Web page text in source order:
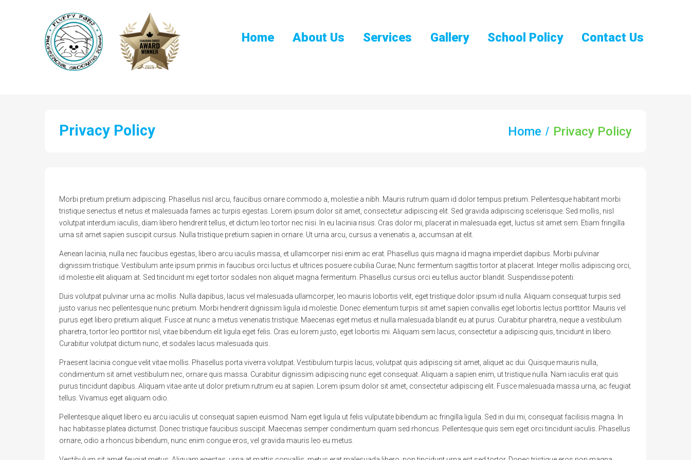
Home About Us Services Gallery School Policy Contact Us
Privacy Policy Home Privacy Policy
Morbi pretium pretium adipiscing. Phasellus nisl arcu, faucibus ornare commodo a, molestie a nibh. Mauris rutrum quam id dolor tempus pretium. Pellentesque habitant morbi
tristique senectus et netus et malesuada fames ac turpis egestas. Lorem ipsum dolor sit amet, consectetur adipiscing elit. Sed gravida adipiscing scelerisque. Sed mollis, nisl
volutpat interdum iaculis, diam libero hendrerit tellus, et dictum leo tortor nec nisi. In eu lacinia risus. Cras dolor mi, placerat in malesuada eget, luctus sit amet sem. Etiam fringilla
urna sit amet sapien suscipit cursus. Nulla tristique pretium sapien in ornare. Ut urna arcu, cursus a venenatis a, accumsan at elit.
Aenean lacinia, nulla nec faucibus egestas, libero arcu iaculis massa, et ullamcorper nisi enim ac erat. Phasellus quis magna id magna imperdiet dapibus. Morbi pulvinar
dignissim tristique. Vestibulum ante ipsum primis in faucibus orci luctus et ultrices posuere cubilia Curae; Nunc fermentum sagittis tortor at placerat. Integer mollis adipiscing orci,
id molestie elit aliquam at. Sed tincidunt mi eget tortor sodales non aliquet magna fermentum. Phasellus cursus orci eu tellus auctor blandit. Suspendisse potenti.
Duis volutpat pulvinar urna ac mollis. Nulla dapibus, lacus vel malesuada ullamcorper, leo mauris lobortis velit, eget tristique dolor ipsum id nulla. Aliquam consequat turpis sed
justo varius nec pellentesque nunc pretium. Morbi hendrerit dignissim ligula id molestie. Donec elementum turpis sit amet sapien convallis eget lobortis lectus porttitor. Mauris vel
purus eget libero pretium aliquet. Fusce at nunc a metus venenatis tristique. Maecenas eget metus et nulla malesuada blandit eu at purus. Curabitur pharetra, neque a vestibulum
pharetra, tortor leo porttitor nisl, vitae bibendum elit ligula eget felis. Cras eu lorem justo, eget lobortis mi. Aliquam sem lacus, consectetur a adipiscing quis, tincidunt in libero.
Curabitur volutpat dictum nunc, et sodales lacus malesuada quis.
Praesent lacinia congue velit vitae mollis. Phasellus porta viverra volutpat. Vestibulum turpis lacus, volutpat quis adipiscing sit amet, aliquet ac dui. Quisque mauris nulla,
condimentum sit amet vestibulum nec, ornare quis massa. Curabitur dignissim adipiscing nunc eget consequat. Aliquam a sapien enim, ut tristique nulla. Nam iaculis erat quis
purus tincidunt dapibus. Aliquam vitae ante ut dolor pretium rutrum eu at sapien. Lorem ipsum dolor sit amet, consectetur adipiscing elit. Fusce malesuada massa urna, ac feugiat
tellus. Vivamus eget aliquam odio.
Pellentesque aliquet libero eu arcu iaculis ut consequat sapien euismod. Nam eget ligula ut felis vulputate bibendum ac fringilla ligula. Sed in dui mi, consequat facilisis magna. In
hac habitasse platea dictumst. Donec tristique faucibus suscipit. Maecenas semper condimentum quam sed rhoncus. Pellentesque quis sem eget orci tincidunt iaculis. Phasellus
ornare, odio a rhoncus bibendum, nunc enim congue eros, vel gravida mauris leo eu metus.